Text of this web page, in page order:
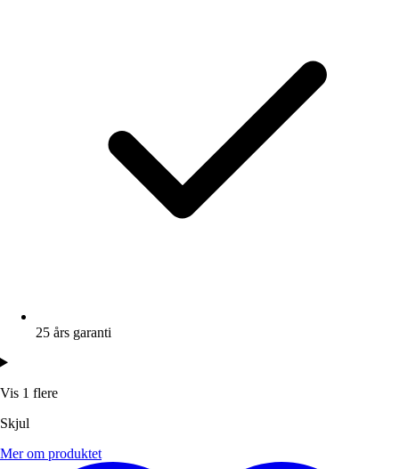
25 års garanti
Vis 1 flere
Skjul
Mer om produktet